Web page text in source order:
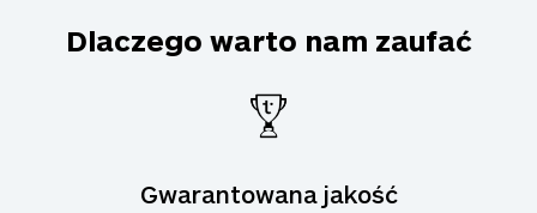
Dlaczego warto nam zaufać
Gwarantowana jakość